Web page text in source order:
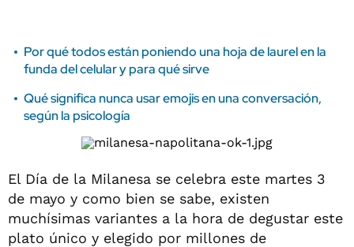
Por qué todos están poniendo una hoja de laurel en la
funda del celular y para qué sirve
Qué significa nunca usar emojis en una conversación,
según la psicología
El Día de la Milanesa se celebra este martes 3
de mayo y como bien se sabe, existen
muchísimas variantes a la hora de degustar este
plato único y elegido por millones de